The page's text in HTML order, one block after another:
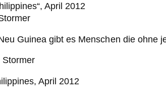
April 2012
Guinea gibt es Menschen die ohne
Stormer
April 2012